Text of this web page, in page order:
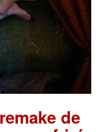
de